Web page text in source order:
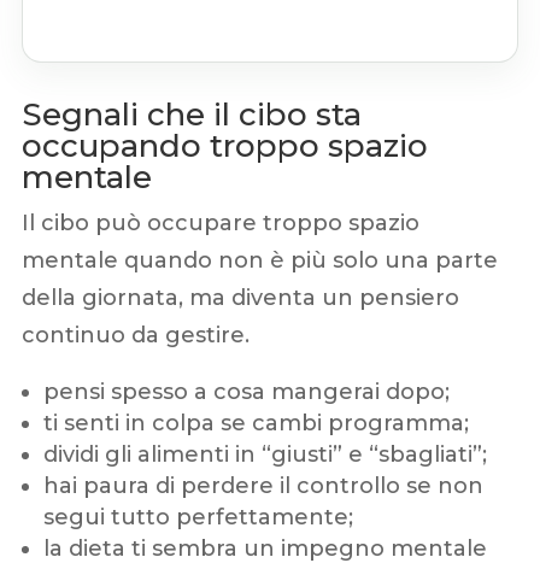
Segnali che il cibo sta
occupando troppo spazio
mentale
Il cibo può occupare troppo spazio
mentale quando non è più solo una parte
della giornata, ma diventa un pensiero
continuo da gestire.
pensi spesso a cosa mangerai dopo;
ti senti in colpa se cambi programma;
dividi gli alimenti in “giusti” e “sbagliati”;
hai paura di perdere il controllo se non
segui tutto perfettamente;
la dieta ti sembra un impegno mentale